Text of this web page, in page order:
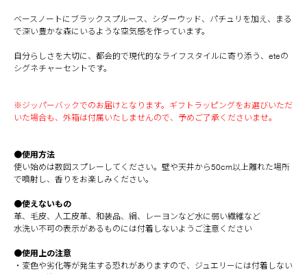
ベースノートにブラックスプルース、シダーウッド、パチュリを加え、まる
で深い豊かな森にいるような空気感を作っています。
自分らしさを⼤切に、都会的で現代的なライフスタイルに寄り添う、eteの
シグネチャーセントです。
※ジッパーバックでのお届けとなります。ギフトラッピングをお選びいただ
いた場合も、外箱は付属いたしませんので、予めご了承くださいませ。
●使用方法
使い始めは数回スプレーしてください。壁や天井から50cm以上離れた場所
で噴射し、香りをお楽しみください。
●使えないもの
革、毛皮、人工皮革、和装品、絹、レーヨンなど水に弱い繊維など
水洗い不可の表示があるものには付着しないようご注意ください
●使用上の注意
・変色や劣化等が発生する恐れがありますので、ジュエリーには付着しない